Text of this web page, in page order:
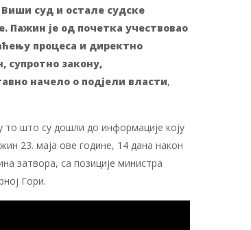
суд и остале судске
Пажин је од почетка учествовао
процеса и директно
супротно закону,
начело о подјели власти,
то што су дошли до информације коју
23. маја ове године, 14 дана након
затвора, са позиције министра
Гори.